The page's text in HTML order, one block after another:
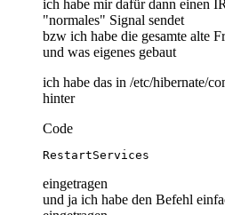
ich habe mir dafür dann einen
"normales" Signal sendet
bzw ich habe die gesamte alte
und was eigenes gebaut
ich habe das in /etc/hibernate/
hinter
Code
RestartServices
eingetragen
und ja ich habe den Befehl